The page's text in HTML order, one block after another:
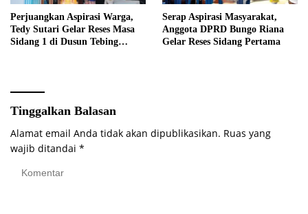
Perjuangkan Aspirasi Warga,
Tedy Sutari Gelar Reses Masa
Sidang 1 di Dusun Tebing
Serap Aspirasi Masyarakat,
Anggota DPRD Bungo Riana
Gelar Reses Sidang Pertama
Tinggalkan Balasan
Alamat email Anda tidak akan dipublikasikan. Ruas yang
wajib ditandai *